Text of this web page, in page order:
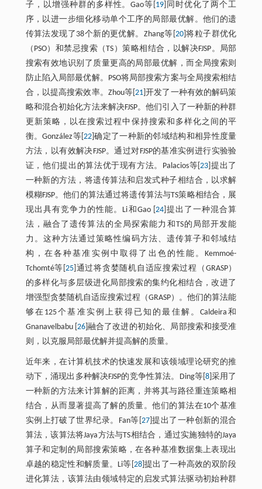
子，以增强种群的多样性。Gao等[ 19 ]同时优化了两个工
序，以进一步细化移动单个工序的局部最优解。他们的遗
传算法发现了38个新的更优解。Zhang等[ 20]将粒子群优化
（PSO）和禁忌搜索（TS）策略相结合，以解决FJSP。局部
搜索有效地识别了质量更高的局部最优解，而全局搜索则
防止陷入局部最优解。PSO将局部搜索方案与全局搜索相结
合，以提高搜索效率。Zhou等[21 ]开发了一种有效的解码策
略和混合初始化方法来解决FJSP。他们引入了一种新的种群
更新策略，以在搜索过程中保持搜索和多样化之间的平
衡。González等[ 22]确定了一种新的邻域结构和相异性度量
方法，以有效解决FJSP。通过对FJSP的基准实例进行实验验
证，他们提出的算法优于现有方法。Palacios等[23 ]提出了
一种新的方法，将遗传算法和启发式种子相结合，以求解
模糊FJSP。他们的算法通过将遗传算法与TS策略相结合，展
现出具有竞争力的性能。Li和Gao [ 24]提出了一种混合算
法，融合了遗传算法的全局探索能力和TS的局部开发能
力。这种方法通过策略性编码方法、遗传算子和邻域结
构，在各种基准实例中取得了出色的性能。Kemmoé-
Tchomté等[25 ]通过将贪婪随机自适应搜索过程（GRASP）
的多样化与多层级进化局部搜索的集约化相结合，改进了
增强型贪婪随机自适应搜索过程（GRASP）。他们的算法能
够在125个基准实例上获得已知的最佳解。Caldeira和
Gnanavelbabu [ 26]融合了改进的初始化、局部搜索和接受准
则，以克服局部最优解并提高解的质量。
近年来，在计算机技术的快速发展和该领域理论研究的推
动下，涌现出多种解决FJSP的竞争性算法。Ding等[ 8]采用了
一种新的方法来计算解的距离，并将其与路径重连策略相
结合，从而显著提高了解的质量。他们的算法在10个基准
实例上打破了世界纪录。Fan等[ 27]提出了一种创新的混合
算法，该算法将Jaya方法与TS相结合，通过实施独特的Jaya
算子和定制的局部搜索策略，在各种基准数据集上表现出
卓越的稳定性和解质量。Li等[ 28]提出了一种高效的双阶段
进化算法，该算法由领域特定的启发式算法驱动初始种群